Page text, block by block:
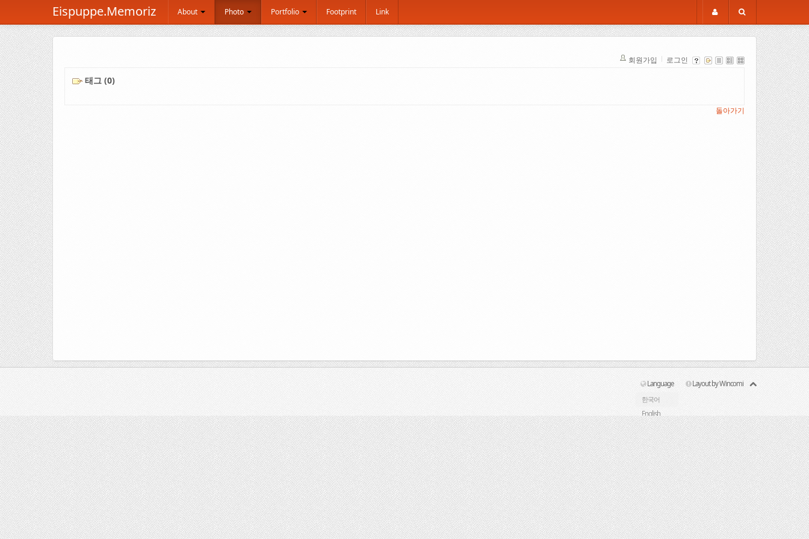
Eispuppe.Memoriz About Photo Portfolio Footprint Link
회원가입 로그인
태그 (0)
돌아가기
Language
한국어
English
Layout by Wincomi